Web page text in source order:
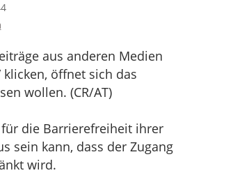
aus anderen Medien
öffnet sich das
wollen. (CR/AT)
die Barrierefreiheit ihrer
sein kann, dass der Zugang
wird.